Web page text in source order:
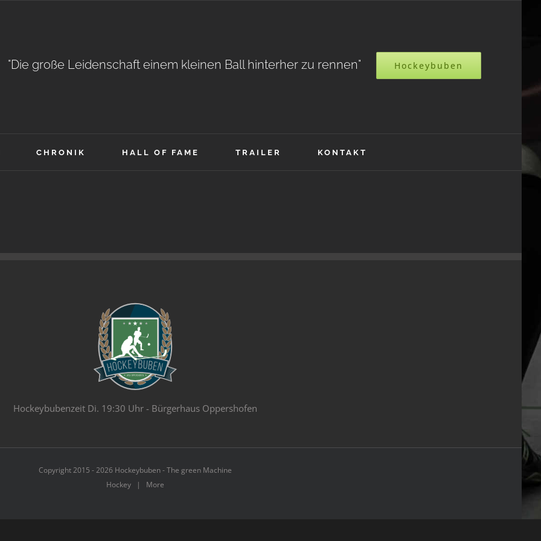
"Die große Leidenschaft einem kleinen Ball hinterher zu rennen" Hockeybuben
CHRONIK HALL OF FAME TRAILER KONTAKT
Hockeybubenzeit Di. 19:30 Uhr - Bürgerhaus Oppershofen
Copyright 2015 - 2026 Hockeybuben - The green Machine
Hockey | More